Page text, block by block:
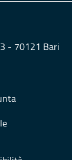
- 70121 Bari